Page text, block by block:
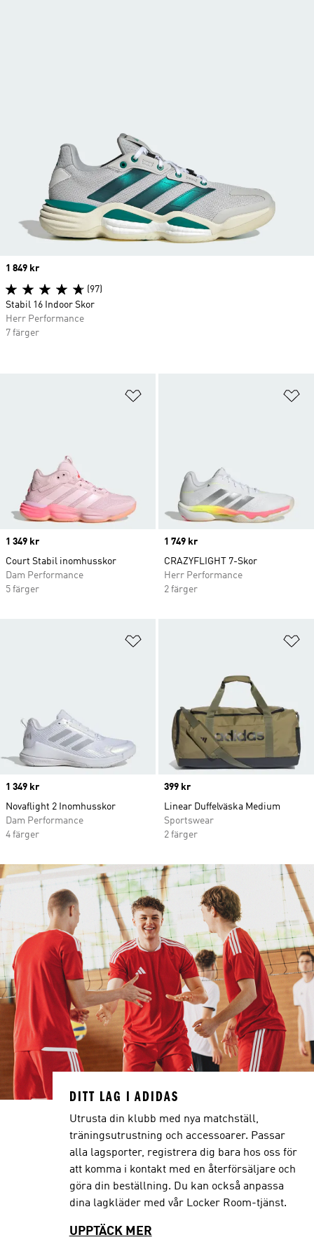
Price
1 349 kr
Court Stabil inomhusskor
Dam Performance
5 färger
Price
1 749 kr
CRAZYFLIGHT 7-Skor
Herr Performance
2 färger
Price
1 349 kr
Novaflight 2 Inomhusskor
Dam Performance
4 färger
Price
399 kr
Linear Duffelväska Medium
Sportswear
2 färger
Price
1 849 kr
(97)
Stabil 16 Indoor Skor
Herr Performance
7 färger
DITT LAG I ADIDAS
Utrusta din klubb med nya matchställ,
träningsutrustning och accessoarer. Passar
alla lagsporter, registrera dig bara hos oss för
att komma i kontakt med en återförsäljare och
göra din beställning. Du kan också anpassa
dina lagkläder med vår Locker Room-tjänst.
UPPTÄCK MER